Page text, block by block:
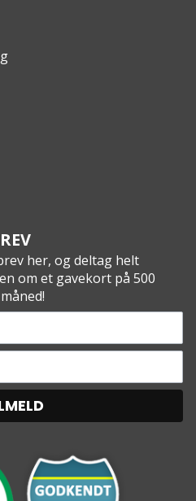
℃
nylon rip-stop
her, og deltag helt
om et gavekort på 500